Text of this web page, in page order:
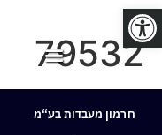
פתח סרגל נגישות
79532
חרמון מעבדות בע“מ